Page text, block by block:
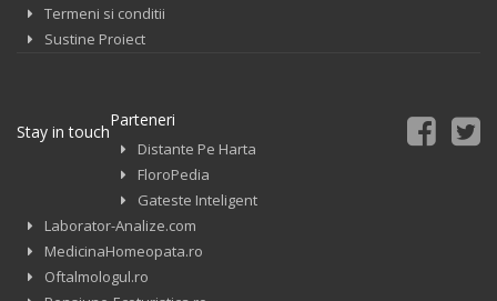
Termeni si conditii
Sustine Proiect
Stay in touch
Parteneri
Distante Pe Harta
FloroPedia
Gateste Inteligent
Laborator-Analize.com
MedicinaHomeopata.ro
Oftalmologul.ro